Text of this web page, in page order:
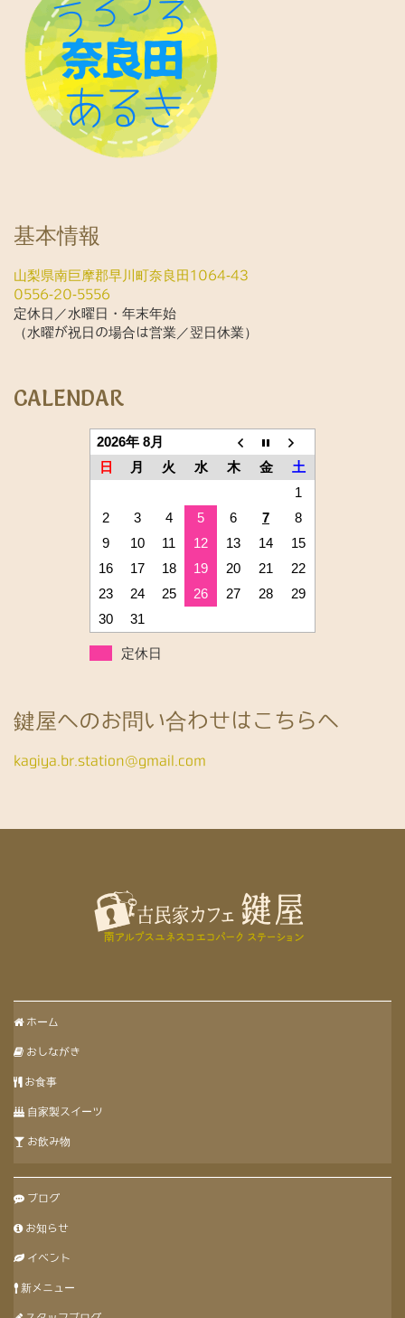
基本情報
山梨県南巨摩郡早川町奈良田1064-43
0556-20-5556
定休日／水曜日・年末年始
（水曜が祝日の場合は営業／翌日休業）
CALENDAR
2026年 8月
日
月 火 水 木 金
土
1
2
3 4 5 6 7
8
9
10 11 12 13 14
15
16
17 18 19 20 21
22
23
24 25 26 27 28
29
30
31
定休日
鍵屋へのお問い合わせはこちらへ
kagiya.br.station@gmail.com
ホーム
おしながき
お食事
自家製スイーツ
お飲み物
ブログ
お知らせ
イベント
新メニュー